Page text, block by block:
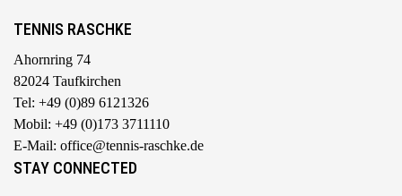
TENNIS RASCHKE
Ahornring 74
82024 Taufkirchen
Tel: +49 (0)89 6121326
Mobil: +49 (0)173 3711110
E-Mail: office@tennis-raschke.de
STAY CONNECTED